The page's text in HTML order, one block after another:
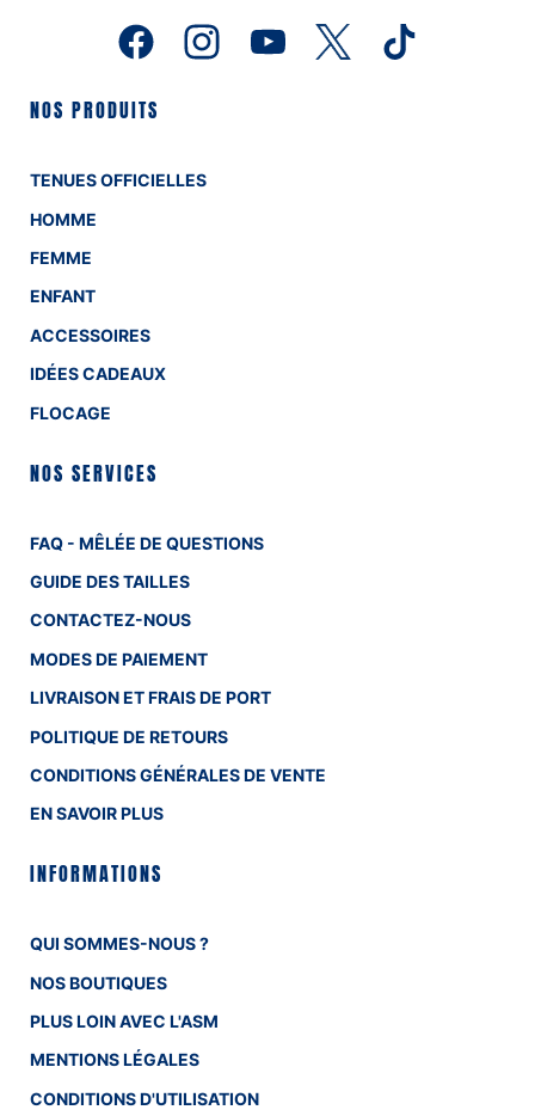
NOS PRODUITS
TENUES OFFICIELLES
HOMME
FEMME
ENFANT
ACCESSOIRES
IDÉES CADEAUX
FLOCAGE
NOS SERVICES
FAQ - MÊLÉE DE QUESTIONS
GUIDE DES TAILLES
CONTACTEZ-NOUS
MODES DE PAIEMENT
LIVRAISON ET FRAIS DE PORT
POLITIQUE DE RETOURS
CONDITIONS GÉNÉRALES DE VENTE
EN SAVOIR PLUS
INFORMATIONS
QUI SOMMES-NOUS ?
NOS BOUTIQUES
PLUS LOIN AVEC L'ASM
MENTIONS LÉGALES
CONDITIONS D'UTILISATION